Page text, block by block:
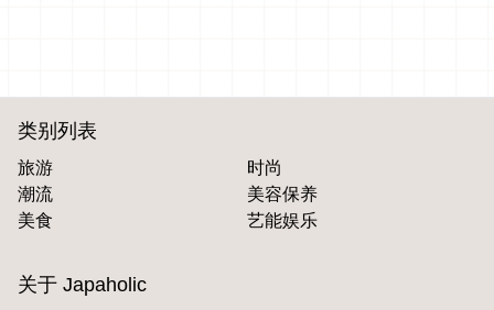
类别列表
旅游
时尚
潮流
美容保养
美食
艺能娱乐
关于 Japaholic